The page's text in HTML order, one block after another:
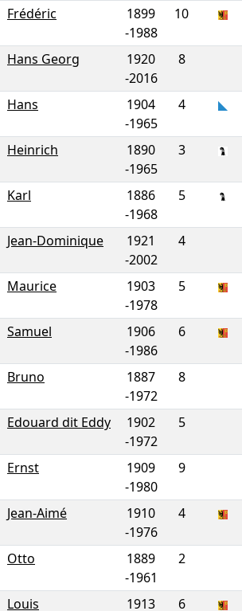
Frédéric
1899
-1988
10
Hans Georg
1920
-2016
8
Hans
1904
-1965
4
Heinrich
1890
-1965
3
Karl
1886
-1968
5
Jean-Dominique
1921
-2002
4
Maurice
1903
-1978
5
Samuel
1906
-1986
6
Bruno
1887
-1972
8
Edouard dit Eddy
1902
-1972
5
Ernst
1909
-1980
9
Jean-Aimé
1910
-1976
4
Otto
1889
-1961
2
Louis 1913 6